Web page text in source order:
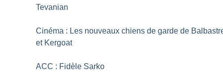
Tevanian
Cinéma : Les nouveaux chiens de garde de
et Kergoat
ACC : Fidèle Sarko